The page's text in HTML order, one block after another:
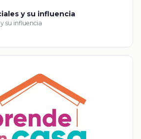
y su influencia
su influencia